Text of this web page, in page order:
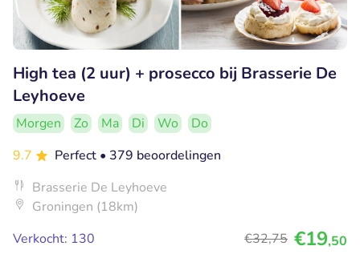
High tea (2 uur) + prosecco bij Brasserie De
Leyhoeve
Morgen Zo Ma Di Wo
Do
9.7
Perfect • 379 beoordelingen
Brasserie De Leyhoeve
Groningen (18km)
Verkocht: 130
€32,75 €19,50